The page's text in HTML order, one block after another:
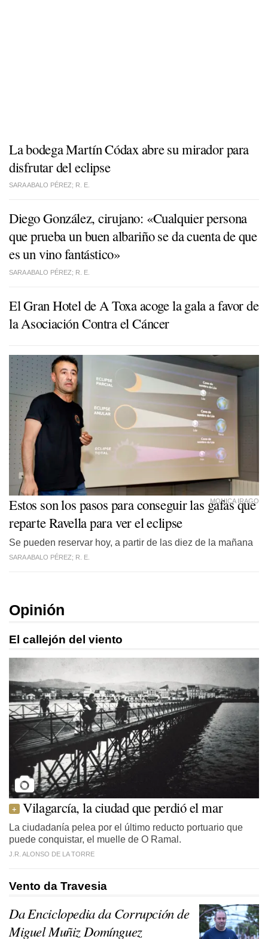
La bodega Martín Códax abre su mirador para
disfrutar del eclipse
SARA ABALO PÉREZ; R. E.
Diego González, cirujano: «Cualquier persona
que prueba un buen albariño se da cuenta de que
es un vino fantástico»
SARA ABALO PÉREZ; R. E.
El Gran Hotel de A Toxa acoge la gala a favor de
la Asociación Contra el Cáncer
MONICA IRAGO
Estos son los pasos para conseguir las gafas que
reparte Ravella para ver el eclipse
Se pueden reservar hoy, a partir de las diez de la mañana
SARA ABALO PÉREZ; R. E.
Opinión
El callejón del viento
Vilagarcía, la ciudad que perdió el mar
La ciudadanía pelea por el último reducto portuario que
puede conquistar, el muelle de O Ramal.
J.R. ALONSO DE LA TORRE
Vento da Travesia
Da Enciclopedia da Corrupción de
Miguel Muñiz Domínguez